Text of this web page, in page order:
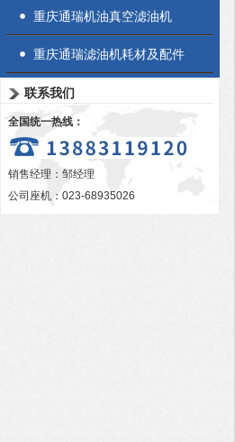
重庆通瑞机油真空滤油机
重庆通瑞滤油机耗材及配件
联系我们
全国统一热线：
销售经理：邹经理
公司座机：023-68935026